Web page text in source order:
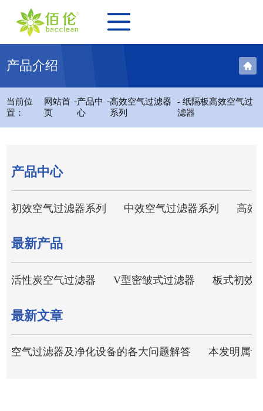
产品介绍
当前位
置：
网站首
页
-产品中
心
-高效空气过滤器
系列
- 纸隔板高效空气过
滤器
产品中心
初效空气过滤器系列 中效空气过滤器系列 高效
最新产品
活性炭空气过滤器 V型密皱式过滤器 板式初效
最新文章
空气过滤器及净化设备的各大问题解答 本发明属